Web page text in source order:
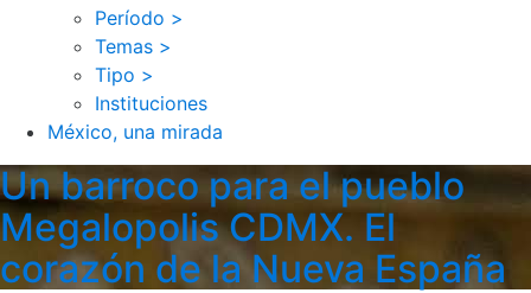
Período >
Temas >
Tipo >
Instituciones
México, una mirada
Un barroco para el pueblo
Megalopolis CDMX. El
corazón de la Nueva España